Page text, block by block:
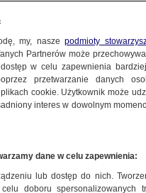
odpowiada
15:58
my, naszepodmioty
Partnerów może
w celu zapewnienia
przetwarzanie danych
cookie. Użytkownik może
interes w dowolnym
dane w celu zapewnienia:
lub dostęp do nich.
doboru spersonalizowanych